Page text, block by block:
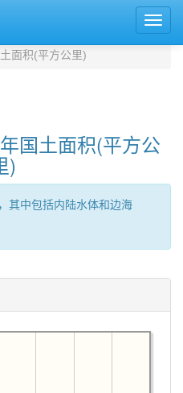
面积(平方公里)
国土面积(平方公
)
其中包括内陆水体和边海